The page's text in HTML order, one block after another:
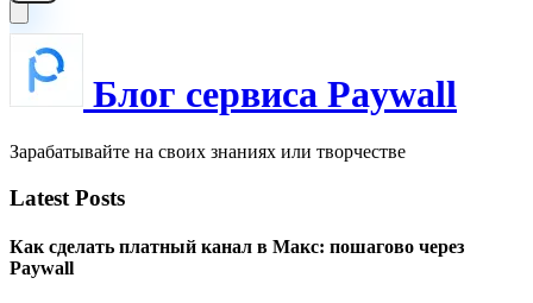
Блог сервиса Paywall
Зарабатывайте на своих знаниях или творчестве
Latest Posts
Как сделать платный канал в Макс: пошагово через
Paywall